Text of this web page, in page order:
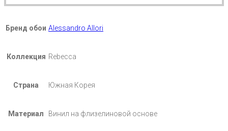
Бренд обои Alessandro Allori
Коллекция Rebecca
Страна Южная Корея
Материал Винил на флизелиновой основе